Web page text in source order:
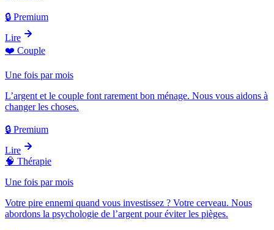
🔒 Premium
Lire
❤️ Couple
Une fois par mois
L’argent et le couple font rarement bon ménage. Nous vous aidons à
changer les choses.
🔒 Premium
Lire
🧠 Thérapie
Une fois par mois
Votre pire ennemi quand vous investissez ? Votre cerveau. Nous
abordons la psychologie de l’argent pour éviter les pièges.